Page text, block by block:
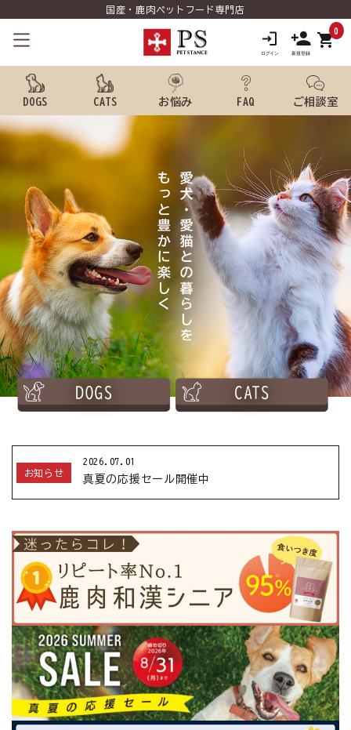
国産・鹿肉ペットフード専門店
shopping_cart0
DOGS CATS お悩み FAQ ご相談室
ようこそ ゲスト 様
meeting_room ログイン person 新規会員登録
犬用品から探す
猫用品から探す
お悩みから探す
よくあるご質問
ご相談室
特定商取引法について
0120-40-1387
お知らせ
2026.07.01
真夏の応援セール開催中